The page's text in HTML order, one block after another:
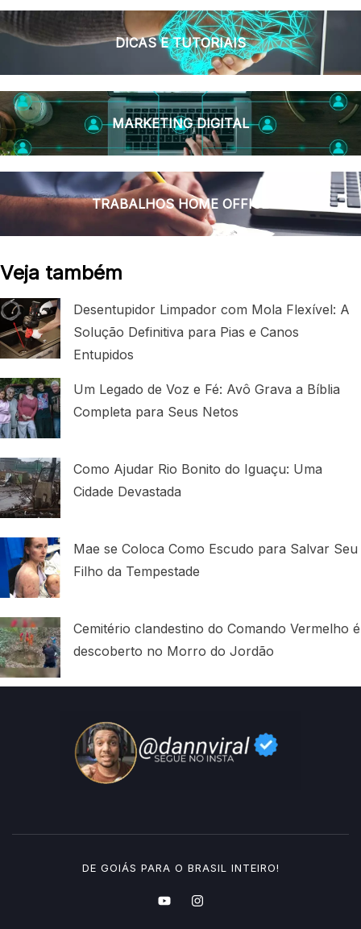
DICAS E TUTORIAIS
MARKETING DIGITAL
TRABALHOS HOME OFFICE
Veja também
Desentupidor Limpador com Mola Flexível: A
Solução Definitiva para Pias e Canos
Entupidos
Um Legado de Voz e Fé: Avô Grava a Bíblia
Completa para Seus Netos
Como Ajudar Rio Bonito do Iguaçu: Uma
Cidade Devastada
Mae se Coloca Como Escudo para Salvar Seu
Filho da Tempestade
Cemitério clandestino do Comando Vermelho é
descoberto no Morro do Jordão
DE GOIÁS PARA O BRASIL INTEIRO!